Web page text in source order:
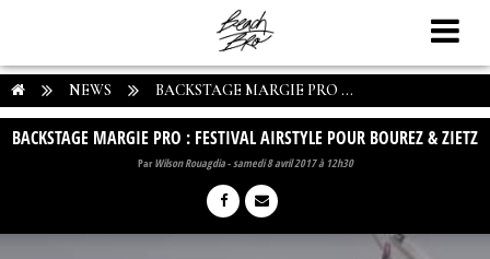
NEWS BACKSTAGE MARGIE PRO ...
BACKSTAGE MARGIE PRO : FESTIVAL AIRSTYLE POUR BOUREZ & ZIETZ
ParWilson Rouagdia-samedi 8 avril 2017 à 12h30